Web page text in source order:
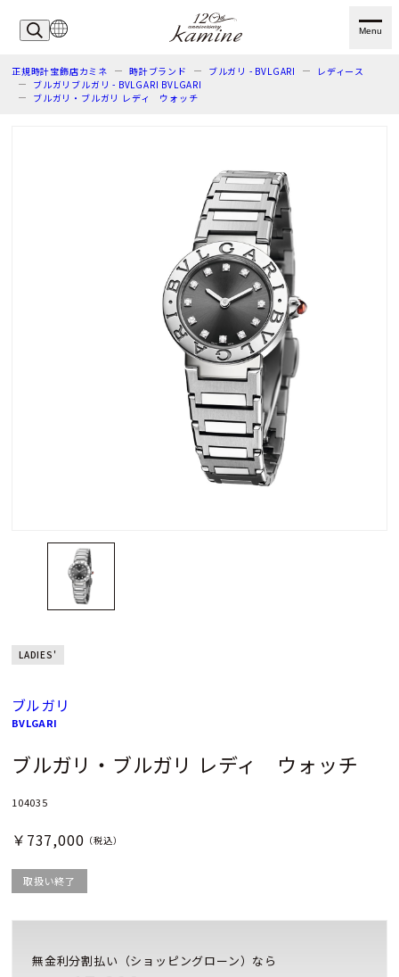
Menu
正規時計宝飾店カミネ 時計ブランド ブルガリ - BVLGARI
レディース
ブルガリブルガリ - BVLGARI BVLGARI
ブルガリ・ブルガリ レディ ウォッチ
LADIES'
ブルガリ
BVLGARI
ブルガリ・ブルガリ レディ ウォッチ
104035
￥737,000 （税込）
取扱い終了
無金利分割払い（ショッピングローン）なら